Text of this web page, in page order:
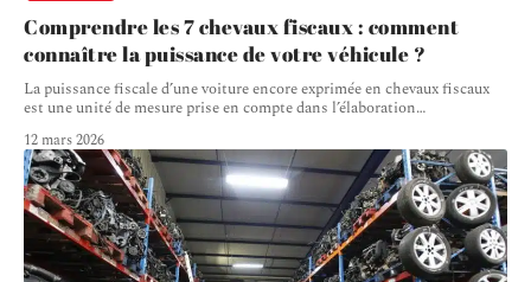
Comprendre les 7 chevaux fiscaux : comment
connaître la puissance de votre véhicule ?
La puissance fiscale d’une voiture encore exprimée en chevaux fiscaux
est une unité de mesure prise en compte dans l’élaboration…
12 mars 2026